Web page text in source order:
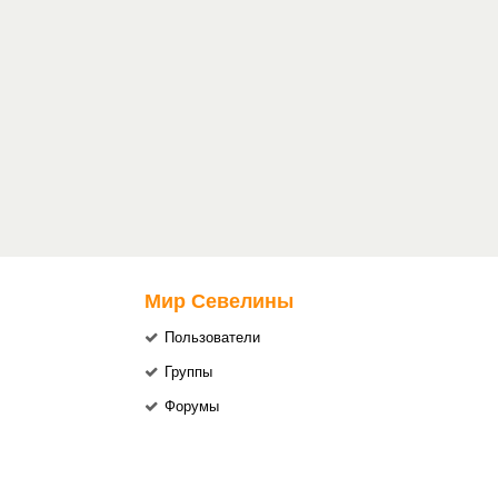
Мир Севелины
Пользователи
Группы
Форумы